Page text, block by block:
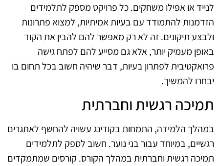
לנייד או אפילו משחקים. כל פרויקט מספק לתלמידים
הזדמנות להתמודד עם בעיות אמיתיות, למצוא פתרונות
ולבצע תיקונים. זה לא רק מאפשר להם להבין את הקוד
באופן מעמיק יותר, אלא גם מסייע להם לפתח גישה
פרואקטיבית לפתרון בעיות, דבר שיהיה חשוב בכל תחום בו
יבחרו להמשיך.
תמיכה רגשית וחברתית
במהלך הלמידה, התמחות בקודינג עשויה להחשף לאתגרים
רגשיים, במיוחד עבור בני נוער. חשוב לספק לתלמידים
תמיכה רגשית וחברתית במהלך הקורס. קורסים שמתמקדים